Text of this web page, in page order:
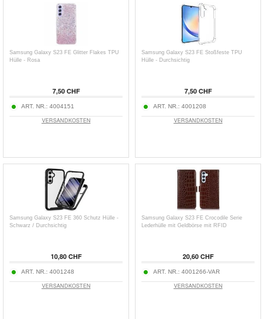
Samsung Galaxy S23 FE Glitter Flakes TPU
Hülle - Rosa
7,50 CHF
ART. NR.: 4004151
VERSANDKOSTEN
Samsung Galaxy S23 FE Stoßfeste TPU
Hülle - Durchsichtig
7,50 CHF
ART. NR.: 4001208
VERSANDKOSTEN
Samsung Galaxy S23 FE 360 Schutz Hülle -
Schwarz / Durchsichtig
10,80 CHF
ART. NR.: 4001248
VERSANDKOSTEN
Samsung Galaxy S23 FE Crocodile Serie
Lederhülle mit Geldbörse mit RFID
20,60 CHF
ART. NR.: 4001266-VAR
VERSANDKOSTEN